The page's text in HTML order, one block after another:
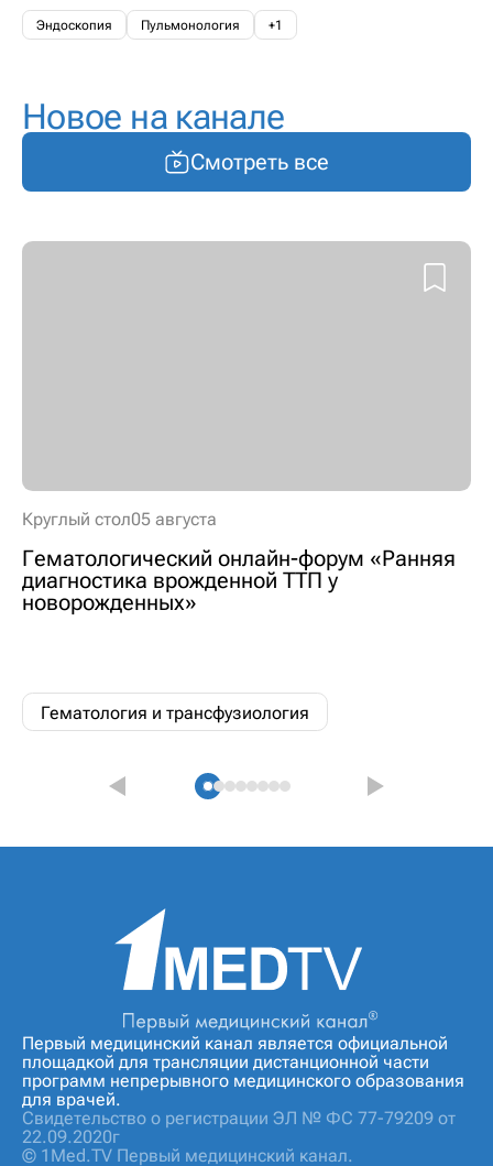
Эндоскопия Пульмонология +1
Новое на канале
Смотреть все
Круглый стол05 августа
Гематологический онлайн-форум «Ранняя
диагностика врожденной ТТП у
новорожденных»
Гематология и трансфузиология
Первый медицинский канал является официальной
площадкой для трансляции дистанционной части
программ непрерывного медицинского образования
для врачей.
Свидетельство о регистрации ЭЛ № ФС 77-79209 от
22.09.2020г
© 1Med.TV Первый медицинский канал.